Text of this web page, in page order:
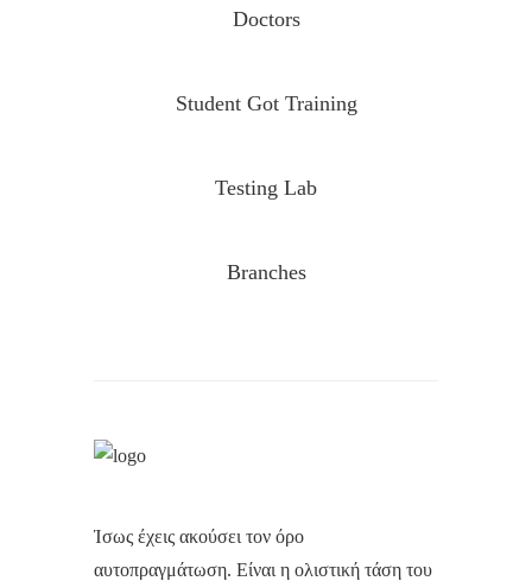
Doctors
Student Got Training
Testing Lab
Branches
Ίσως έχεις ακούσει τον όρο
αυτοπραγμάτωση. Είναι η ολιστική τάση του